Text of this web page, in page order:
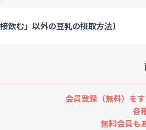
飲む」以外の豆乳の摂取方法〕
会員登録（無料）を
各
無料会員も